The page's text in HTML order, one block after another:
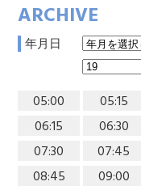
ARCHIVE
年月日
05:00 05:15
06:15
06:30
07:30
07:45
08:45
09:00